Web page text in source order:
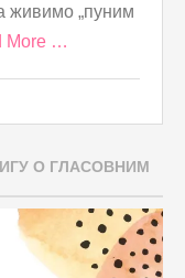
живимо „пуним
More …
О ГЛАСОВНИМ